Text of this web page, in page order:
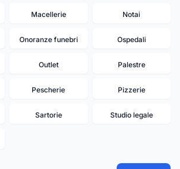
Macellerie Notai
Onoranze funebri Ospedali
Outlet Palestre
Pescherie Pizzerie
Sartorie Studio legale